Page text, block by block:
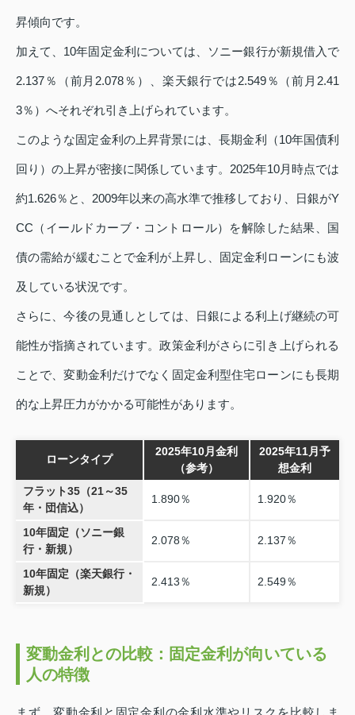
昇傾向です。
加えて、10年固定金利については、ソニー銀行が新規借入で
2.137％（前月2.078％）、楽天銀行では2.549％（前月2.41
3％）へそれぞれ引き上げられています。
このような固定金利の上昇背景には、長期金利（10年国債利
回り）の上昇が密接に関係しています。2025年10月時点では
約1.626％と、2009年以来の高水準で推移しており、日銀がY
CC（イールドカーブ・コントロール）を解除した結果、国
債の需給が緩むことで金利が上昇し、固定金利ローンにも波
及している状況です。
さらに、今後の見通しとしては、日銀による利上げ継続の可
能性が指摘されています。政策金利がさらに引き上げられる
ことで、変動金利だけでなく固定金利型住宅ローンにも長期
的な上昇圧力がかかる可能性があります。
ローンタイプ
2025年10月金利
（参考）
2025年11月予
想金利
フラット35（21～35
年・団信込）
1.890％ 1.920％
10年固定（ソニー銀
行・新規）
2.078％ 2.137％
10年固定（楽天銀行・
新規）
2.413％ 2.549％
変動金利との比較：固定金利が向いている
人の特徴
まず、変動金利と固定金利の金利水準やリスクを比較しま